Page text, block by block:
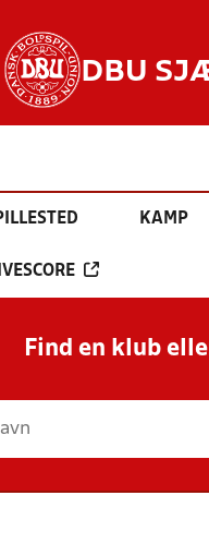
DBU
KAMP
Find en klub